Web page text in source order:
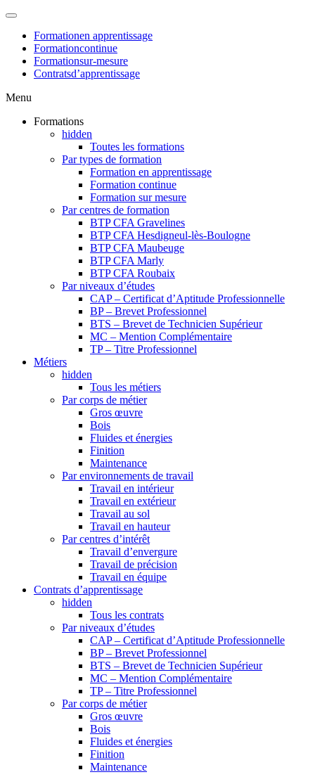
Formationen apprentissage
Formationcontinue
Formationsur-mesure
Contratsd’apprentissage
Menu
Formations
hidden
Toutes les formations
Par types de formation
Formation en apprentissage
Formation continue
Formation sur mesure
Par centres de formation
BTP CFA Gravelines
BTP CFA Hesdigneul-lès-Boulogne
BTP CFA Maubeuge
BTP CFA Marly
BTP CFA Roubaix
Par niveaux d’études
CAP – Certificat d’Aptitude Professionnelle
BP – Brevet Professionnel
BTS – Brevet de Technicien Supérieur
MC – Mention Complémentaire
TP – Titre Professionnel
Métiers
hidden
Tous les métiers
Par corps de métier
Gros œuvre
Bois
Fluides et énergies
Finition
Maintenance
Par environnements de travail
Travail en intérieur
Travail en extérieur
Travail au sol
Travail en hauteur
Par centres d’intérêt
Travail d’envergure
Travail de précision
Travail en équipe
Contrats d’apprentissage
hidden
Tous les contrats
Par niveaux d’études
CAP – Certificat d’Aptitude Professionnelle
BP – Brevet Professionnel
BTS – Brevet de Technicien Supérieur
MC – Mention Complémentaire
TP – Titre Professionnel
Par corps de métier
Gros œuvre
Bois
Fluides et énergies
Finition
Maintenance